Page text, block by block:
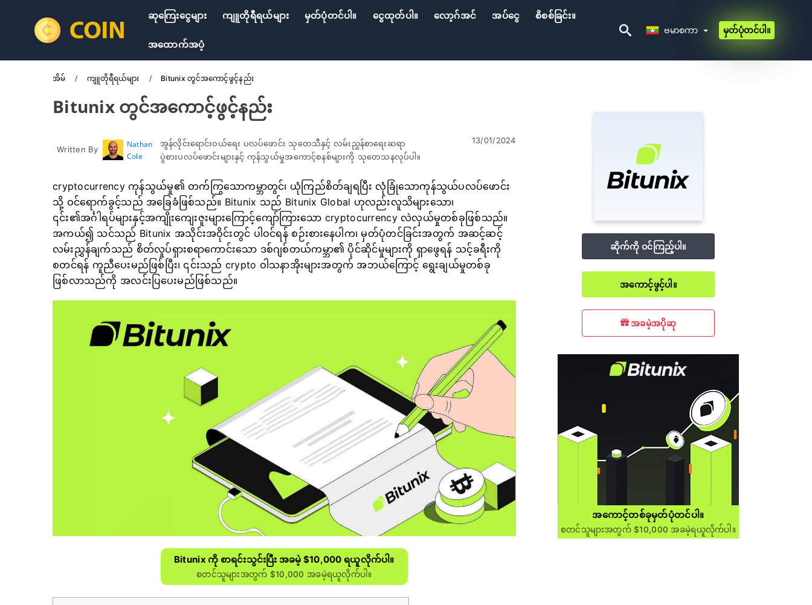
ဆုကြေးငွေများ ကျူတိုရီရယ်များ မှတ်ပုံတင်ပါ။ ငွေထုတ်ပါ။ လော့ဂ်အင် အပ်ငွေ စိစစ်ခြင်း။
အထောက်အပံ့
ဗမာစကာ မှတ်ပုံတင်ပါ။
အိမ် ကျူတိုရီရယ်များ Bitunix တွင်အကောင့်ဖွင့်နည်း
Bitunix တွင်အကောင့်ဖွင့်နည်း
Written By
Nathan
Cole
အွန်လိုင်းရောင်းဝယ်ရေး ပလပ်ဖောင်း သုတေသီနှင့် လမ်းညွှန်စာရေးဆရာ
ပွဲစားပလပ်ဖောင်းများနှင့် ကုန်သွယ်မှုအကောင့်စနစ်များကို သုတေသနလုပ်ပါ။
13/01/2024
cryptocurrency ကုန်သွယ်မှု၏ တက်ကြွသောကမ္ဘာတွင်၊ ယုံကြည်စိတ်ချရပြီး လုံခြုံသောကုန်သွယ်ပလပ်ဖောင်း
သို့ ဝင်ရောက်ခွင့်သည် အခြေခံဖြစ်သည်။ Bitunix သည် Bitunix Global ဟုလည်းလူသိများသော၊
၎င်း၏အင်္ဂါရပ်များနှင့်အကျိုးကျေးဇူးများကြောင့်ကျော်ကြားသော cryptocurrency လဲလှယ်မှုတစ်ခုဖြစ်သည်။
အကယ်၍ သင်သည် Bitunix အသိုင်းအဝိုင်းတွင် ပါဝင်ရန် စဉ်းစားနေပါက၊ မှတ်ပုံတင်ခြင်းအတွက် အဆင့်ဆင့်
လမ်းညွှန်ချက်သည် စိတ်လှုပ်ရှားစရာကောင်းသော ဒစ်ဂျစ်တယ်ကမ္ဘာ၏ ပိုင်ဆိုင်မှုများကို ရှာဖွေရန် သင့်ခရီးကို
စတင်ရန် ကူညီပေးမည်ဖြစ်ပြီး၊ ၎င်းသည် crypto ဝါသနာအိုးများအတွက် အဘယ်ကြောင့် ရွေးချယ်မှုတစ်ခု
ဖြစ်လာသည်ကို အလင်းပြပေးမည်ဖြစ်သည်။
Bitunix ကို စာရင်းသွင်းပြီး အခမဲ့ $10,000 ရယူလိုက်ပါ။
စတင်သူများအတွက် $10,000 အခမဲ့ရယူလိုက်ပါ။
ဆိုက်ကို ဝင်ကြည့်ပါ။
အကောင့်ဖွင့်ပါ။
အခမဲ့အပိုဆု
အကောင့်တစ်ခုမှတ်ပုံတင်ပါ။
စတင်သူများအတွက် $10,000 အခမဲ့ရယူလိုက်ပါ။